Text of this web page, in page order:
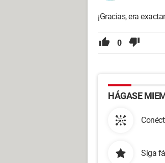
¡Gracias, era
0
HÁGASE
Siga